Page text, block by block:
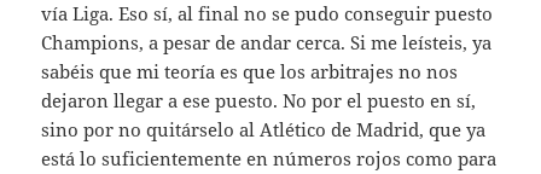
vía Liga. Eso sí, al final no se pudo conseguir puesto
Champions, a pesar de andar cerca. Si me leísteis, ya
sabéis que mi teoría es que los arbitrajes no nos
dejaron llegar a ese puesto. No por el puesto en sí,
sino por no quitárselo al Atlético de Madrid, que ya
está lo suficientemente en números rojos como para